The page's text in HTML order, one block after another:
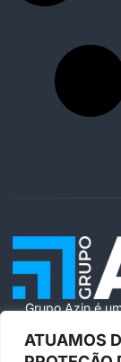
ATUAMOS
Grupo Azin é